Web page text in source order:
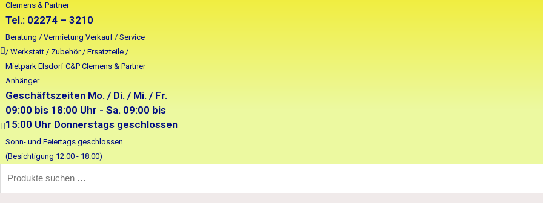
Clemens & Partner
Tel.: 02274 – 3210
Beratung / Vermietung Verkauf / Service
/ Werkstatt / Zubehör / Ersatzteile /
Mietpark Elsdorf C&P Clemens & Partner
Anhänger
Geschäftszeiten Mo. / Di. / Mi. / Fr.
09:00 bis 18:00 Uhr - Sa. 09:00 bis
15:00 Uhr Donnerstags geschlossen
Sonn- und Feiertags geschlossen...................
(Besichtigung 12:00 - 18:00)